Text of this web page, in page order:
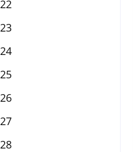
22
23
24
25
26
27
28